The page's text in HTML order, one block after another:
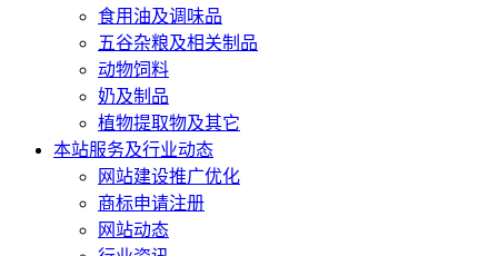
食用油及调味品
五谷杂粮及相关制品
动物饲料
奶及制品
植物提取物及其它
本站服务及行业动态
网站建设推广优化
商标申请注册
网站动态